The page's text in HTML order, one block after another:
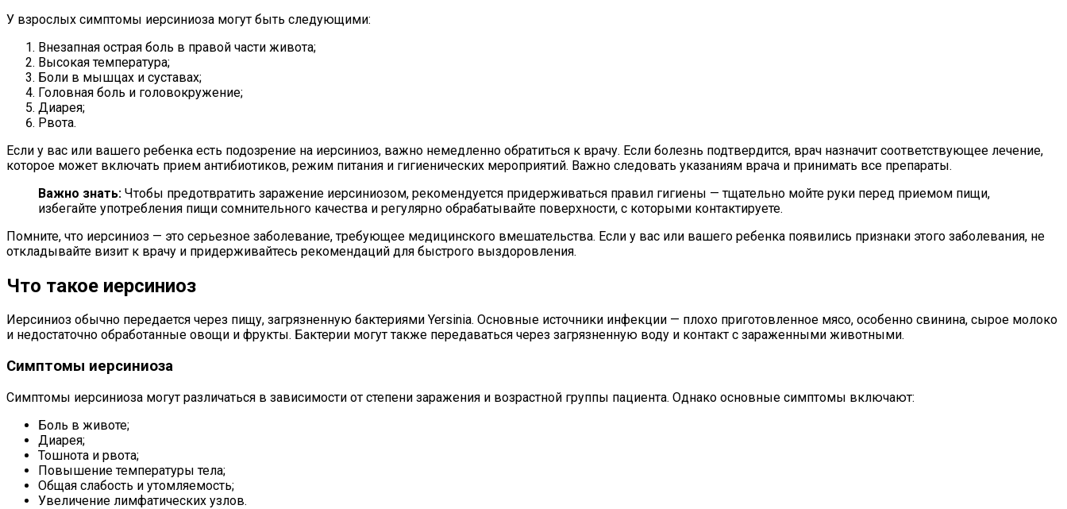
У взрослых симптомы иерсиниоза могут быть следующими:
Внезапная острая боль в правой части живота;
Высокая температура;
Боли в мышцах и суставах;
Головная боль и головокружение;
Диарея;
Рвота.
Если у вас или вашего ребенка есть подозрение на иерсиниоз, важно немедленно обратиться к врачу. Если болезнь подтвердится, врач назначит соответствующее лечение,
которое может включать прием антибиотиков, режим питания и гигиенических мероприятий. Важно следовать указаниям врача и принимать все препараты.
Важно знать: Чтобы предотвратить заражение иерсиниозом, рекомендуется придерживаться правил гигиены — тщательно мойте руки перед приемом пищи,
избегайте употребления пищи сомнительного качества и регулярно обрабатывайте поверхности, с которыми контактируете.
Помните, что иерсиниоз — это серьезное заболевание, требующее медицинского вмешательства. Если у вас или вашего ребенка появились признаки этого заболевания, не
откладывайте визит к врачу и придерживайтесь рекомендаций для быстрого выздоровления.
Что такое иерсиниоз
Иерсиниоз обычно передается через пищу, загрязненную бактериями Yersinia. Основные источники инфекции — плохо приготовленное мясо, особенно свинина, сырое молоко
и недостаточно обработанные овощи и фрукты. Бактерии могут также передаваться через загрязненную воду и контакт с зараженными животными.
Симптомы иерсиниоза
Симптомы иерсиниоза могут различаться в зависимости от степени заражения и возрастной группы пациента. Однако основные симптомы включают:
Боль в животе;
Диарея;
Тошнота и рвота;
Повышение температуры тела;
Общая слабость и утомляемость;
Увеличение лимфатических узлов.